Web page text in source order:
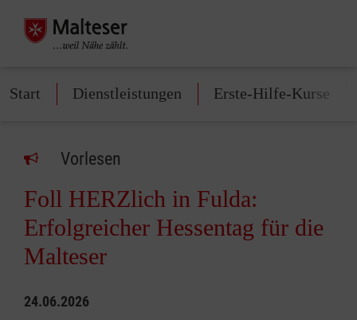
Start Dienstleistungen Erste-Hilfe-Kurse
Vorlesen
Foll HERZlich in Fulda:
Erfolgreicher Hessentag für die
Malteser
24.06.2026